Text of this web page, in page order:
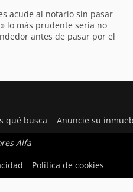
acude al notario sin pasar
lo más prudente sería no
antes de pasar por el
qué busca Anuncie su
Alfa
Política de cookies